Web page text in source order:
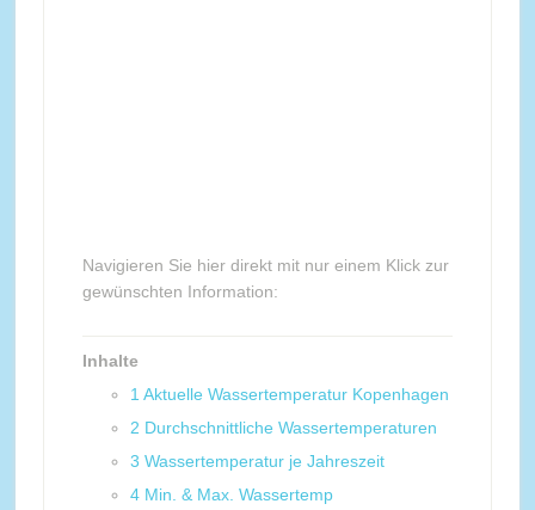
Navigieren Sie hier direkt mit nur einem Klick zur
gewünschten Information:
Inhalte
1 Aktuelle Wassertemperatur Kopenhagen
2 Durchschnittliche Wassertemperaturen
3 Wassertemperatur je Jahreszeit
4 Min. & Max. Wassertemp